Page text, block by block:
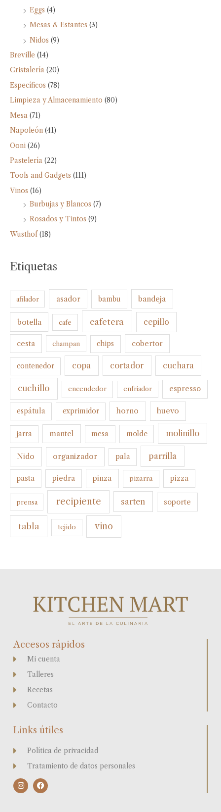
Eggs (4)
Mesas & Estantes (3)
Nidos (9)
Breville (14)
Cristalería (20)
Específicos (78)
Limpieza y Almacenamiento (80)
Mesa (71)
Napoleón (41)
Ooni (26)
Pastelería (22)
Tools and Gadgets (111)
Vinos (16)
Burbujas y Blancos (7)
Rosados y Tintos (9)
Wusthof (18)
Etiquetas
afilador asador bambu bandeja
botella cafe cafetera cepillo
cesta champan chips cobertor
contenedor copa cortador cuchara
cuchillo encendedor enfriador espresso
espátula exprimidor horno huevo
jarra mantel mesa molde molinillo
Nido organizador pala parrilla
pasta piedra pinza pizarra pizza
prensa recipiente sarten soporte
tabla tejido vino
Accesos rápidos
Mi cuenta
Talleres
Recetas
Contacto
Links útiles
Política de privacidad
Tratamiento de datos personales
I
n
s
F
a
c